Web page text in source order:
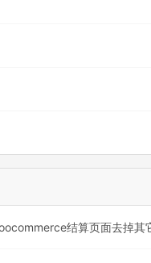
结算页面去掉其